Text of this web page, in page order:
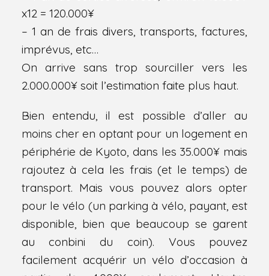
x12 = 120.000¥
– 1 an de frais divers, transports, factures,
imprévus, etc…
On arrive sans trop sourciller vers les
2.000.000¥ soit l’estimation faite plus haut.
Bien entendu, il est possible d’aller au
moins cher en optant pour un logement en
périphérie de Kyoto, dans les 35.000¥ mais
rajoutez à cela les frais (et le temps) de
transport. Mais vous pouvez alors opter
pour le vélo (un parking à vélo, payant, est
disponible, bien que beaucoup se garent
au conbini du coin). Vous pouvez
facilement acquérir un vélo d’occasion à